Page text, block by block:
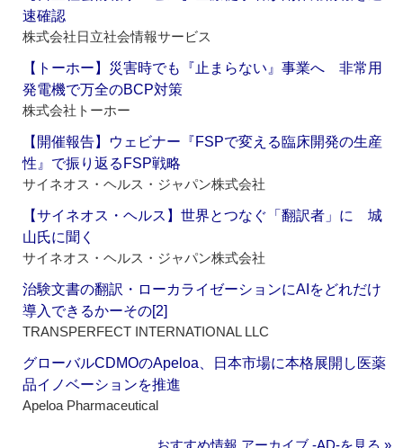
速確認
株式会社日立社会情報サービス
【トーホー】災害時でも『止まらない』事業へ 非常用
発電機で万全のBCP対策
株式会社トーホー
【開催報告】ウェビナー『FSPで変える臨床開発の生産
性』で振り返るFSP戦略
サイネオス・ヘルス・ジャパン株式会社
【サイネオス・ヘルス】世界とつなぐ「翻訳者」に 城
山氏に聞く
サイネオス・ヘルス・ジャパン株式会社
治験文書の翻訳・ローカライゼーションにAIをどれだけ
導入できるかーその[2]
TRANSPERFECT INTERNATIONAL LLC
グローバルCDMOのApeloa、日本市場に本格展開し医薬
品イノベーションを推進
Apeloa Pharmaceutical